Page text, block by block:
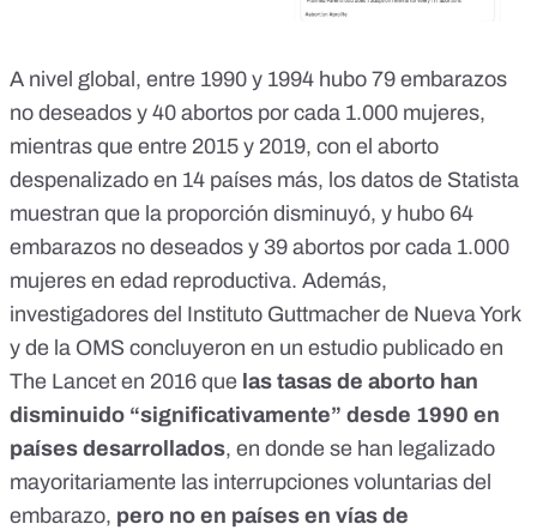
A nivel global, entre 1990 y 1994 hubo 79 embarazos
no deseados y 40 abortos por cada 1.000 mujeres,
mientras que entre 2015 y 2019, con el aborto
despenalizado en 14 países más, los datos de Statista
muestran que la proporción disminuyó, y hubo 64
embarazos no deseados y 39 abortos por cada 1.000
mujeres en edad reproductiva. Además,
investigadores del Instituto Guttmacher de Nueva York
y de la OMS concluyeron en un estudio publicado en
The Lancet en 2016 que las tasas de aborto han
disminuido “significativamente” desde 1990 en
países desarrollados, en donde se han legalizado
mayoritariamente las interrupciones voluntarias del
embarazo, pero no en países en vías de